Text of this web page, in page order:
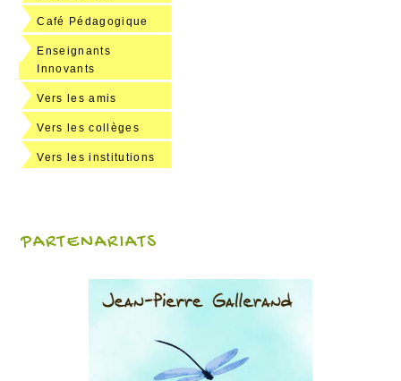
Café Pédagogique
Enseignants
Innovants
Vers les amis
Vers les collèges
Vers les institutions
PARTENARIATS